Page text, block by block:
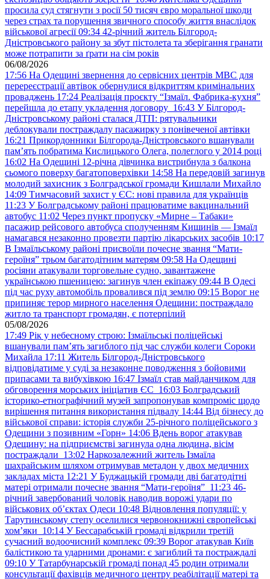
просила суд стягнути з росії 50 тисяч євро моральної шкоди
через страх та порушення звичного способу життя внаслідок
військової агресії 09:34 42-річний житель Білгород-
Дністровського району за збут пістолета та зберігання гранати
може потрапити за ґрати на сім років
06/08/2026
17:56 На Одещині звернення до сервісних центрів МВС для
перереєстрації автівок обернулися відкриттям кримінальних
проваджень 17:24 Реалізація проєкту “Ізмаїл. Фабрика-кухня”
перейшла до етапу укладення договору 16:43 У Білгород-
Дністровському районі сталася ДТП: рятувальники
деблокували постраждалу пасажирку з понівеченої автівки
16:21 Прикордонники Білгорода-Дністровського вшанували
пам’ять побратима Кислицького Олега, полеглого у 2014 році
16:02 На Одещині 12-річна дівчинка вистрибнула з балкона
сьомого поверху багатоповерхівки 14:58 На передовій загинув
молодий захисник з Болградської громади Кишлали Михайло
14:09 Тимчасовий захист у ЄС: нові правила для українців
11:23 У Болградському районі працюватиме вакцинальний
автобус 11:02 Через пункт пропуску «Мирне – Табаки»
пасажир рейсового автобуса сполученням Кишинів — Ізмаїл
намагався незаконно провезти партію лікарських засобів 10:17
В Ізмаїльському районі присвоїли почесне звання “Мати-
героїня” трьом багатодітним матерям 09:58 На Одещині
росіяни атакували торговельне судно, завантажене
українською пшеницею: загинув член екіпажу 09:44 В Одесі
під час руху автомобіль провалився під землю 09:15 Ворог не
припиняє терор мирного населення Одещини: постраждало
житло та транспорт громадян, є потерпілий
05/08/2026
17:49 Рік у небесному строю: Ізмаїльські поліцейські
вшанували пам’ять загиблого під час служби колеги Сороки
Михайла 17:11 Житель Білгород-Дністровського
відповідатиме у суді за незаконне поводження з бойовими
припасами та вибухівкою 16:47 Ізмаїл став майданчиком для
обговорення морських ініціатив ЄС 16:03 Болградський
історико-етнографічний музей запропонував компроміс щодо
вирішення питання використання підвалу 14:44 Від бізнесу до
військової справи: історія служби 25-річного поліцейського з
Одещини з позивним «Горн» 14:06 Вдень ворог атакував
Одещину: на підприємстві загинула одна людина, вісім
постраждали 13:02 Наркозалежний житель Ізмаїла
шахрайським шляхом отримував метадон у двох медичних
закладах міста 12:21 У Буджацькій громади дві багатодітні
матері отримали почесне звання “Мати-героїня” 11:23 46-
річний завербований чоловік наводив ворожі удари по
військових обʼєктах Одеси 10:48 Відновлення популяції: у
Тарутинському степу оселилися червонокнижні європейські
хом’яки 10:14 У Бессарабській громаді відкрили третій
сучасний водоочисний комплекс 09:39 Ворог атакував Київ
балістикою та ударними дронами: є загиблий та постраждалі
09:10 У Татарбунарській громаді понад 45 родин отримали
консультації фахівців медичного центру реабілітації матері та